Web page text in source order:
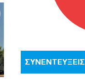
ΣΥΝΕΝΤΕΥΞΕΙΣ